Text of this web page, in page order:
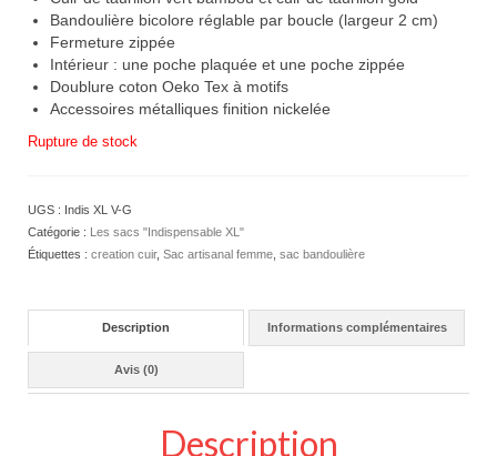
Bandoulière bicolore réglable par boucle (largeur 2 cm)
Fermeture zippée
Intérieur : une poche plaquée et une poche zippée
Doublure coton Oeko Tex à motifs
Accessoires métalliques finition nickelée
Rupture de stock
UGS : Indis XL V-G
Catégorie : Les sacs "Indispensable XL"
Étiquettes : creation cuir, Sac artisanal femme sac bandoulière
Description Informations complémentaires
Avis (0)
Description